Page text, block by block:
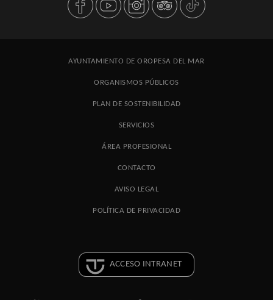
AYUNTAMIENTO DE OROPESA DEL MAR
ORGANISMOS PÚBLICOS
PLAN DE SOSTENIBILIDAD
SERVICIOS
ÁREA PROFESIONAL
CONTACTO
AVISO LEGAL
POLÍTICA DE PRIVACIDAD
ACCESO INTRANET